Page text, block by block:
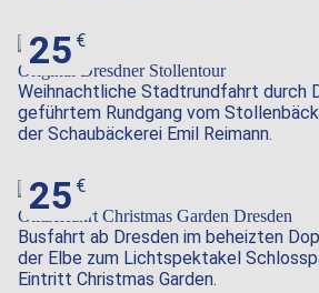
25
Original Dresdner Stollentour
Weihnachtliche Stadtrundfahrt durch
geführtem Rundgang vom
der Schaubäckerei Emil Reimann.
25
Glitzerfahrt Christmas Garden Dresden
Busfahrt ab Dresden im beheizten
der Elbe zum Lichtspektakel
Eintritt Christmas Garden.